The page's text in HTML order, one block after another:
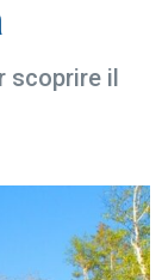
scoprire il